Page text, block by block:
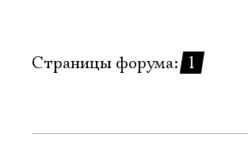
Страницы форума: 1